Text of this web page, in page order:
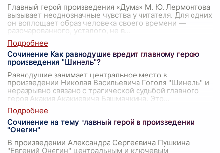
Главный герой произведения «Дума» М. Ю. Лермонтова
вызывает неоднозначные чувства у читателя. Для одних
он воплощает образ человека своего времени —
разочарованного, усталого, не в
Сочинение Как равнодушие вредит главному герою
произведения "Шинель"?
Равнодушие занимает центральное место в
произведении Николая Васильевича Гоголя "Шинель" и
неразрывно связано с трагической судьбой главного
героя Акакия Акакиевича Башмачкина. Это
Сочинение на тему главный герой в произведении
"Онегин"
В произведении Александра Сергеевича Пушкина
"Евгений Онегин" центральным и ключевым